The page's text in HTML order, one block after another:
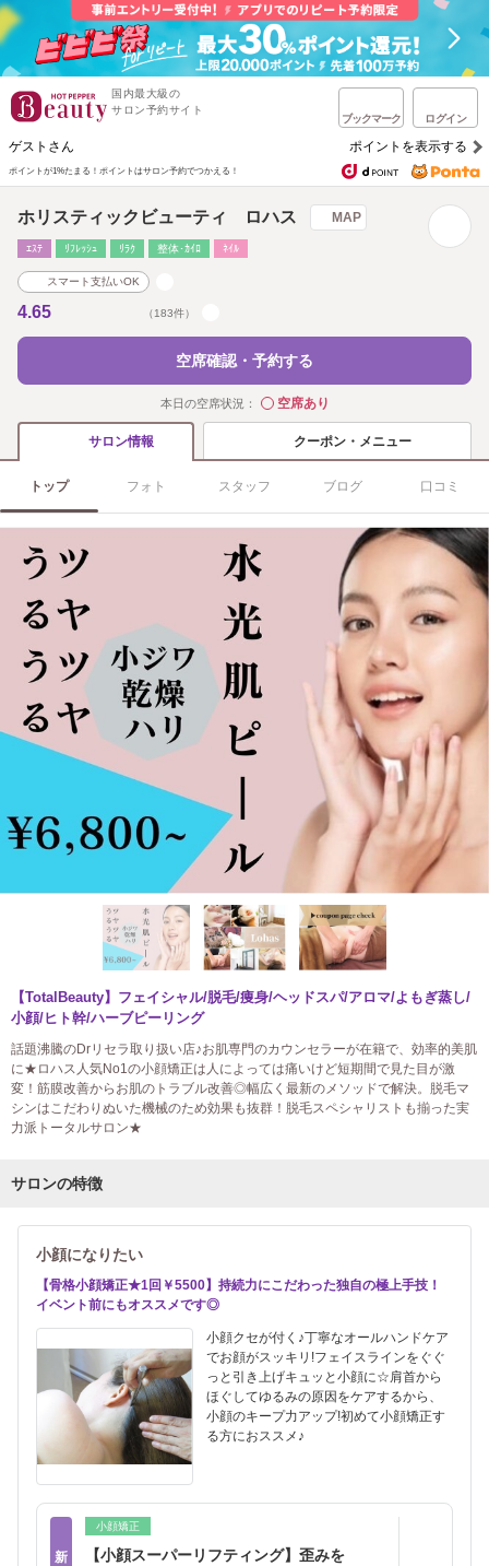
国内最大級の
サロン予約サイト
ブックマーク ログイン
ゲストさん ポイントを表示する
ポイントが1%たまる！ ポイントはサロン予約でつかえる！
ホリスティックビューティ ロハス MAP
ｴｽﾃ ﾘﾌﾚｯｼｭ ﾘﾗｸ 整体･ｶｲﾛ ﾈｲﾙ
スマート支払いOK
4.65 （183件）
空席確認・予約する
本日の空席状況： ◯空席あり
サロン情報 クーポン・メニュー
トップ フォト スタッフ ブログ 口コミ
【TotalBeauty】フェイシャル/脱毛/痩身/ヘッドスパ/アロマ/よもぎ蒸し/
小顔/ヒト幹/ハーブピーリング
話題沸騰のDrリセラ取り扱い店♪お肌専門のカウンセラーが在籍で、効率的美肌
に★ロハス人気No1の小顔矯正は人によっては痛いけど短期間で見た目が激
変！筋膜改善からお肌のトラブル改善◎幅広く最新のメソッドで解決。脱毛マ
シンはこだわりぬいた機械のため効果も抜群！脱毛スペシャリストも揃った実
力派トータルサロン★
サロンの特徴
小顔になりたい
【骨格小顔矯正★1回￥5500】持続力にこだわった独自の極上手技！
イベント前にもオススメです◎
小顔クセが付く♪丁寧なオールハンドケア
でお顔がスッキリ!フェイスラインをぐぐ
っと引き上げキュッと小顔に☆肩首から
ほぐしてゆるみの原因をケアするから、
小顔のキープ力アップ!初めて小顔矯正す
る方におススメ♪
新
小顔矯正
【小顔スーパーリフティング】歪みを